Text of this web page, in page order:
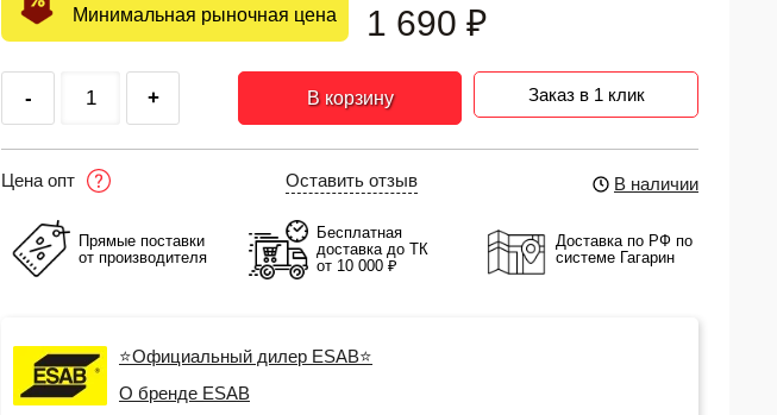
Минимальная рыночная цена
1 690 ₽
- + В корзину Заказ в 1 клик
Цена опт Оставить отзыв В наличии
Прямые поставки
от производителя
Бесплатная
доставка до ТК
от 10 000 ₽
Доставка по РФ по
системе Гагарин
⭐Официальный дилер ESAB⭐
О бренде ESAB